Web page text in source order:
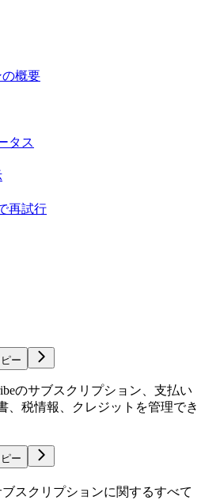
概要
タス
再試行
ー
のサブスクリプション、支払い
、税情報、クレジットを管理でき
ー
スクリプションに関するすべて